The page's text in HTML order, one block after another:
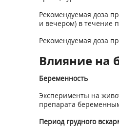
Рекомендуемая доза
и вечером) в течение
Рекомендуемая доза
Влияние на
Беременность
Эксперименты на
препарата
Период грудного